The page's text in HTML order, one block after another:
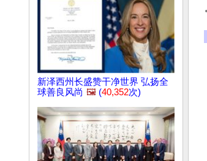
新泽西州长盛赞干净世界 弘扬全
球善良风尚 🖼️ (40,352次)